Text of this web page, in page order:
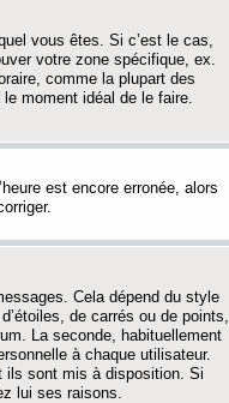
vous êtes. Si c’est le cas,
votre zone spécifique, ex.
comme la plupart des
moment idéal de le faire.
est encore erronée, alors
Cela dépend du style
de carrés ou de points,
La seconde, habituellement
à chaque utilisateur.
ils sont mis à disposition. Si
lui ses raisons.